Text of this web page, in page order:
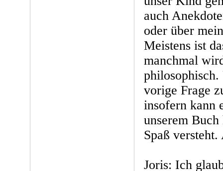
auch
oder über
Meistens ist
manchmal
vorige Frage
insofern kann
unserem
Spaß
Joris: Ich